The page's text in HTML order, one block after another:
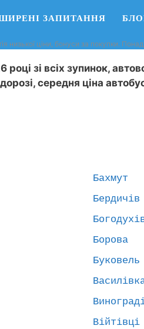
ЗАПИТАННЯ
низької ціни, бонуси за покупки.
зі всіх зупинок,
середня ціна
Бахмут
Бердичів
Борова
Буковель
Війтівці